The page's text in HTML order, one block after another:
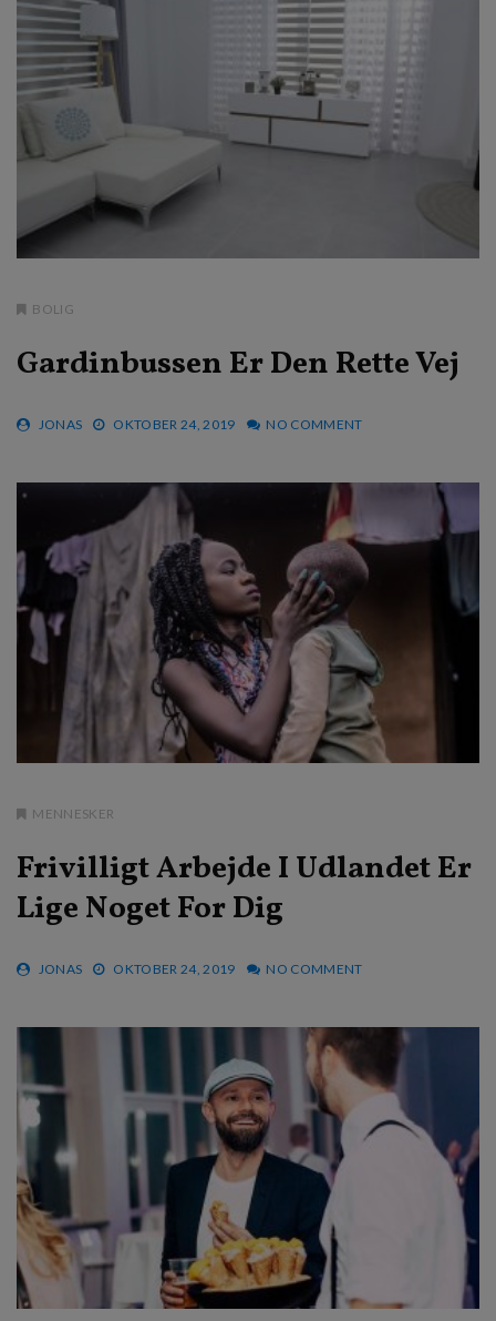
BOLIG
Gardinbussen Er Den Rette Vej
JONAS OKTOBER 24, 2019 NO COMMENT
MENNESKER
Frivilligt Arbejde I Udlandet Er
Lige Noget For Dig
JONAS OKTOBER 24, 2019 NO COMMENT